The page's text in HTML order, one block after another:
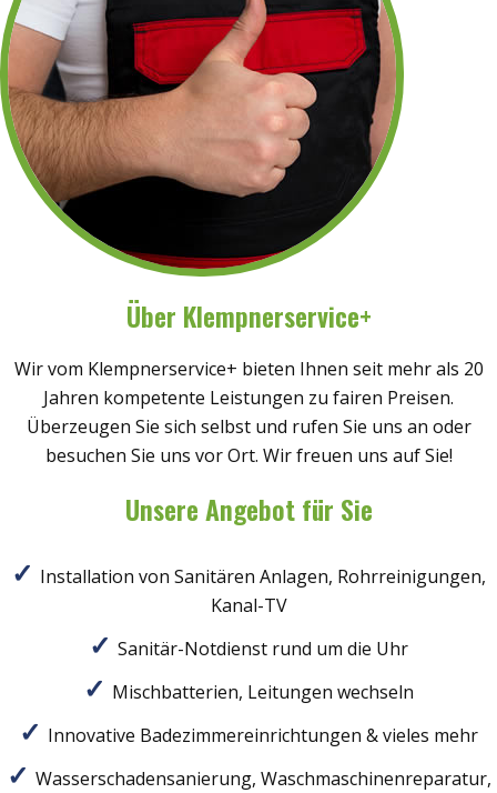
Über Klempnerservice+
Wir vom Klempnerservice+ bieten Ihnen seit mehr als 20
Jahren kompetente Leistungen zu fairen Preisen.
Überzeugen Sie sich selbst und rufen Sie uns an oder
besuchen Sie uns vor Ort. Wir freuen uns auf Sie!
Unsere Angebot für Sie
Installation von Sanitären Anlagen, Rohrreinigungen,
Kanal-TV
Sanitär-Notdienst rund um die Uhr
Mischbatterien, Leitungen wechseln
Innovative Badezimmereinrichtungen & vieles mehr
Wasserschadensanierung, Waschmaschinenreparatur,